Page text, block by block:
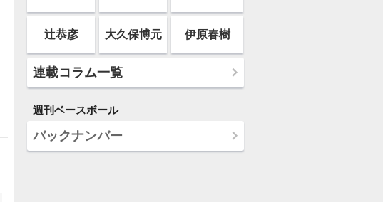
辻恭彦 大久保博元 伊原春樹
連載コラム一覧
週刊ベースボール
バックナンバー